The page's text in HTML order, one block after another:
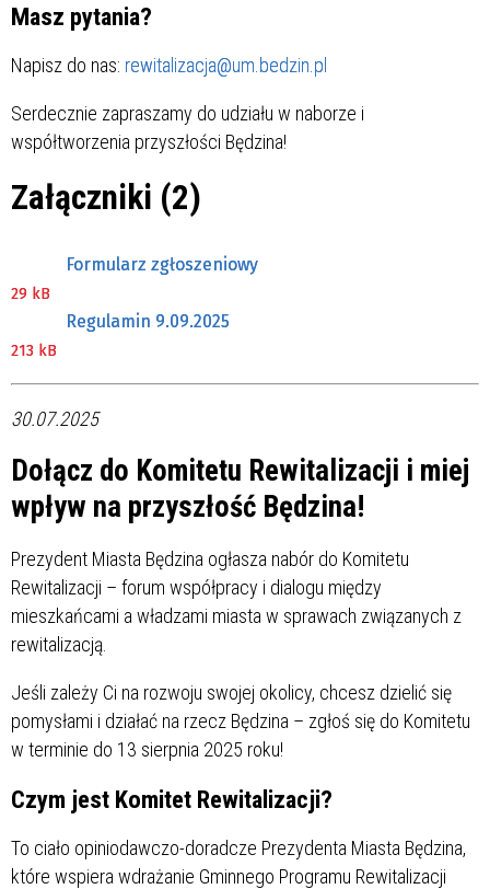
Masz pytania?
Napisz do nas: rewitalizacja@um.bedzin.pl
Serdecznie zapraszamy do udziału w naborze i
współtworzenia przyszłości Będzina!
Załączniki (2)
Formularz zgłoszeniowy
29 kB
Regulamin 9.09.2025
213 kB
30.07.2025
Dołącz do Komitetu Rewitalizacji i miej
wpływ na przyszłość Będzina!
Prezydent Miasta Będzina ogłasza nabór do Komitetu
Rewitalizacji – forum współpracy i dialogu między
mieszkańcami a władzami miasta w sprawach związanych z
rewitalizacją.
Jeśli zależy Ci na rozwoju swojej okolicy, chcesz dzielić się
pomysłami i działać na rzecz Będzina – zgłoś się do Komitetu
w terminie do 13 sierpnia 2025 roku!
Czym jest Komitet Rewitalizacji?
To ciało opiniodawczo-doradcze Prezydenta Miasta Będzina,
które wspiera wdrażanie Gminnego Programu Rewitalizacji